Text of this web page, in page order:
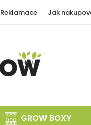
Reklamace Jak
GROW BOXY